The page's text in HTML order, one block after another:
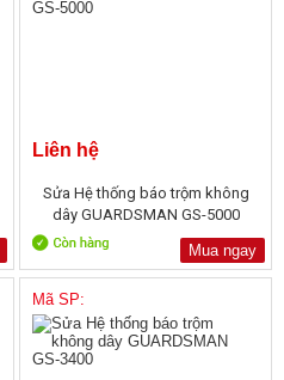
Liên hệ
Sửa Hệ thống báo trộm không
dây GUARDSMAN GS-5000
Mua ngay
Mã SP: